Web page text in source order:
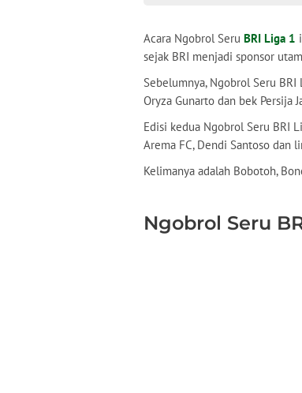
Acara Ngobrol Seru BRI Liga 1
sejak BRI menjadi sponsor
Sebelumnya, Ngobrol Seru
Oryza Gunarto dan bek Persija
Edisi kedua Ngobrol Seru BRI
Arema FC, Dendi Santoso dan
Kelimanya adalah Bobotoh,
Ngobrol Seru